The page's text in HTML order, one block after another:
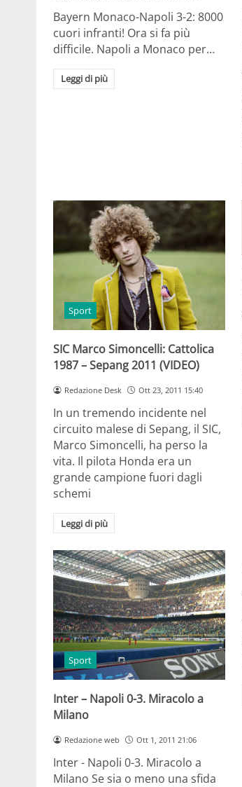
Bayern Monaco-Napoli 3-2: 8000
cuori infranti! Ora si fa più
difficile. Napoli a Monaco per…
Leggi di più
Sport
SIC Marco Simoncelli: Cattolica
1987 – Sepang 2011 (VIDEO)
Redazione Desk Ott 23, 2011 15:40
In un tremendo incidente nel
circuito malese di Sepang, il SIC,
Marco Simoncelli, ha perso la
vita. Il pilota Honda era un
grande campione fuori dagli
schemi
Leggi di più
Sport
Inter – Napoli 0-3. Miracolo a
Milano
Redazione web Ott 1, 2011 21:06
Inter - Napoli 0-3. Miracolo a
Milano Se sia o meno una sfida